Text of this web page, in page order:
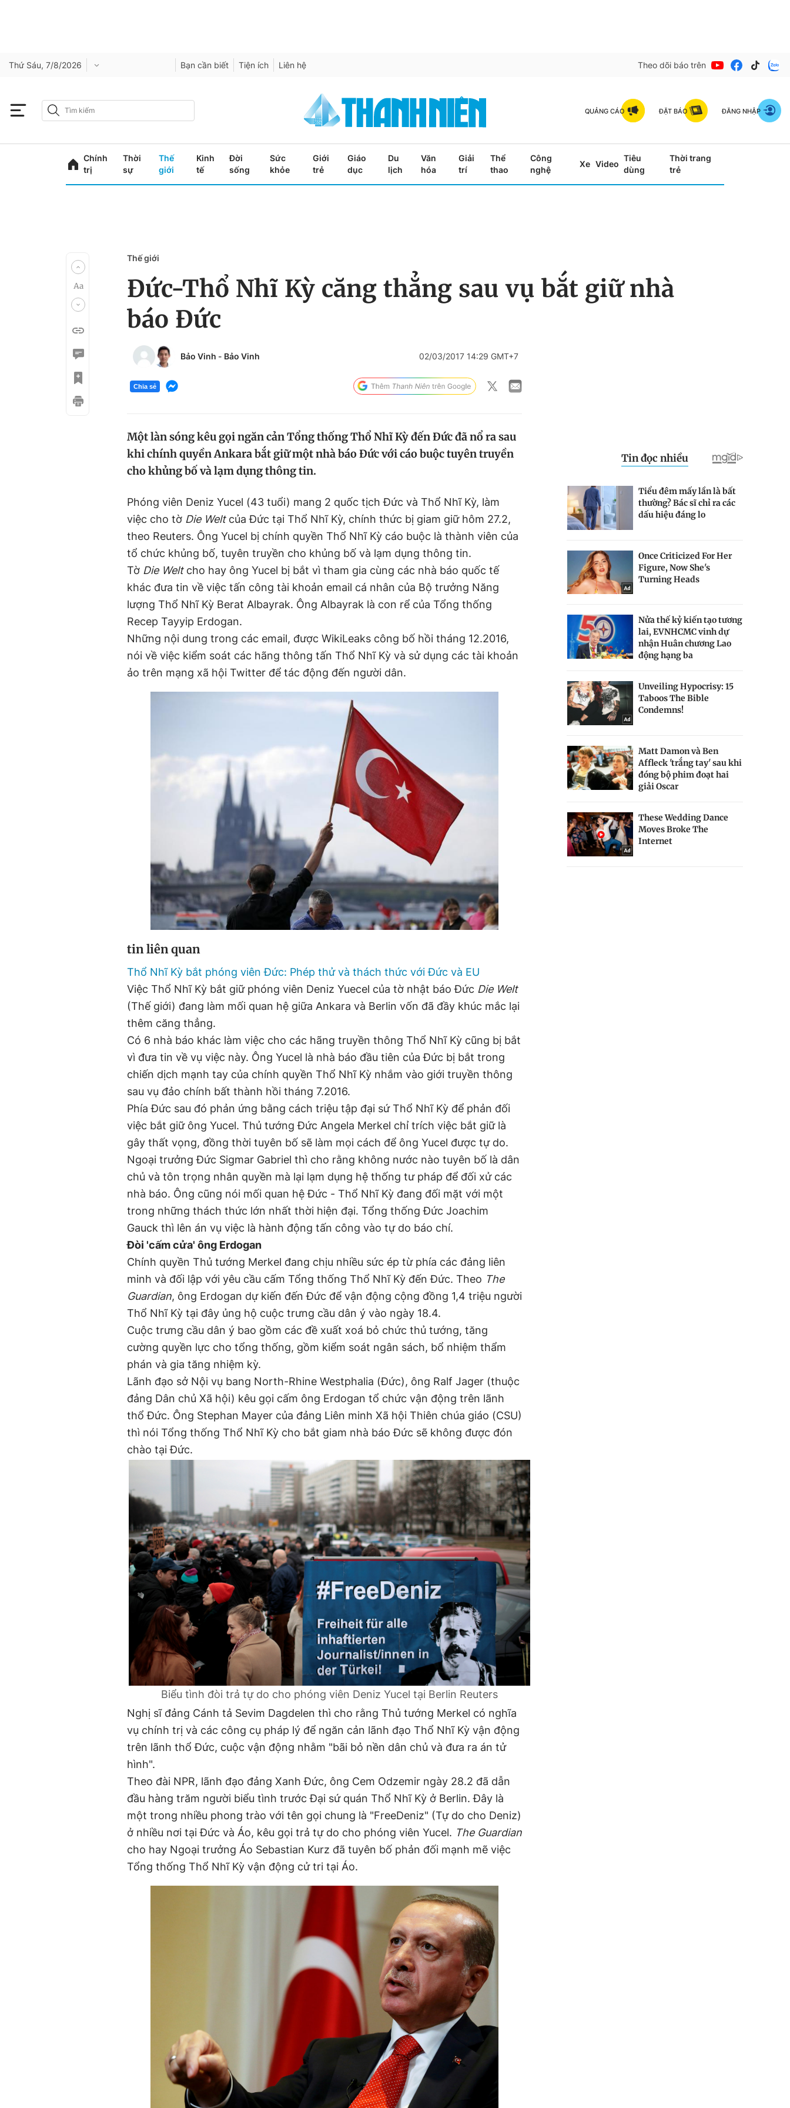
Thứ Sáu, 7/8/2026 Bạn cần biết Tiện ích Liên hệ Theo dõi báo trên
QUẢNG CÁO ĐẶT BÁO ĐĂNG NHẬP
Chính
trị
Thời
sự
Thế
giới
Kinh
tế
Đời
sống
Sức
khỏe
Giới
trẻ
Giáo
dục
Du
lịch
Văn
hóa
Giải
trí
Thể
thao
Công
nghệ
Xe Video
Tiêu
dùng
Thời trang
trẻ
Thế giới
Đức-Thổ Nhĩ Kỳ căng thẳng sau vụ bắt giữ nhà
báo Đức
Bảo Vinh - Bảo Vinh 02/03/2017 14:29 GMT+7
Chia sẻ
Một làn sóng kêu gọi ngăn cản Tổng thống Thổ Nhĩ Kỳ đến Đức đã nổ ra sau
khi chính quyền Ankara bắt giữ một nhà báo Đức với cáo buộc tuyên truyền
cho khủng bố và lạm dụng thông tin.
Phóng viên Deniz Yucel (43 tuổi) mang 2 quốc tịch Đức và Thổ Nhĩ Kỳ, làm
việc cho tờ Die Welt của Đức tại Thổ Nhĩ Kỳ, chính thức bị giam giữ hôm 27.2,
theo Reuters. Ông Yucel bị chính quyền Thổ Nhĩ Kỳ cáo buộc là thành viên của
tổ chức khủng bố, tuyên truyền cho khủng bố và lạm dụng thông tin.
Tờ Die Weltcho hay ông Yucel bị bắt vì tham gia cùng các nhà báo quốc tế
khác đưa tin về việc tấn công tài khoản email cá nhân của Bộ trưởng Năng
lượng Thổ Nhĩ Kỳ Berat Albayrak. Ông Albayrak là con rể của Tổng thống
Recep Tayyip Erdogan.
Những nội dung trong các email, được WikiLeaks công bố hồi tháng 12.2016,
nói về việc kiểm soát các hãng thông tấn Thổ Nhĩ Kỳ và sử dụng các tài khoản
ảo trên mạng xã hội Twitter để tác động đến người dân.
tin liên quan
Thổ Nhĩ Kỳ bắt phóng viên Đức: Phép thử và thách thức với Đức và EU
Việc Thổ Nhĩ Kỳ bắt giữ phóng viên Deniz Yuecel của tờ nhật báo Đức Die Welt
(Thế giới) đang làm mối quan hệ giữa Ankara và Berlin vốn đã đầy khúc mắc lại
thêm căng thẳng.
Có 6 nhà báo khác làm việc cho các hãng truyền thông Thổ Nhĩ Kỳ cũng bị bắt
vì đưa tin về vụ việc này. Ông Yucel là nhà báo đầu tiên của Đức bị bắt trong
chiến dịch mạnh tay của chính quyền Thổ Nhĩ Kỳ nhắm vào giới truyền thông
sau vụ đảo chính bất thành hồi tháng 7.2016.
Phía Đức sau đó phản ứng bằng cách triệu tập đại sứ Thổ Nhĩ Kỳ để phản đối
việc bắt giữ ông Yucel. Thủ tướng Đức Angela Merkel chỉ trích việc bắt giữ là
gây thất vọng, đồng thời tuyên bố sẽ làm mọi cách để ông Yucel được tự do.
Ngoại trưởng Đức Sigmar Gabriel thì cho rằng không nước nào tuyên bố là dân
chủ và tôn trọng nhân quyền mà lại lạm dụng hệ thống tư pháp để đối xử các
nhà báo. Ông cũng nói mối quan hệ Đức - Thổ Nhĩ Kỳ đang đối mặt với một
trong những thách thức lớn nhất thời hiện đại. Tổng thống Đức Joachim
Gauck thì lên án vụ việc là hành động tấn công vào tự do báo chí.
Đòi 'cấm cửa' ông Erdogan
Chính quyền Thủ tướng Merkel đang chịu nhiều sức ép từ phía các đảng liên
minh và đối lập với yêu cầu cấm Tổng thống Thổ Nhĩ Kỳ đến Đức. Theo The
Guardian, ông Erdogan dự kiến đến Đức để vận động cộng đồng 1,4 triệu người
Thổ Nhĩ Kỳ tại đây ủng hộ cuộc trưng cầu dân ý vào ngày 18.4.
Cuộc trưng cầu dân ý bao gồm các đề xuất xoá bỏ chức thủ tướng, tăng
cường quyền lực cho tổng thống, gồm kiểm soát ngân sách, bổ nhiệm thẩm
phán và gia tăng nhiệm kỳ.
Lãnh đạo sở Nội vụ bang North-Rhine Westphalia (Đức), ông Ralf Jager (thuộc
đảng Dân chủ Xã hội) kêu gọi cấm ông Erdogan tổ chức vận động trên lãnh
thổ Đức. Ông Stephan Mayer của đảng Liên minh Xã hội Thiên chúa giáo (CSU)
thì nói Tổng thống Thổ Nhĩ Kỳ cho bắt giam nhà báo Đức sẽ không được đón
chào tại Đức.
Biểu tình đòi trả tự do cho phóng viên Deniz Yucel tại Berlin Reuters
Nghị sĩ đảng Cánh tả Sevim Dagdelen thì cho rằng Thủ tướng Merkel có nghĩa
vụ chính trị và các công cụ pháp lý để ngăn cản lãnh đạo Thổ Nhĩ Kỳ vận động
trên lãnh thổ Đức, cuộc vận động nhằm "bãi bỏ nền dân chủ và đưa ra án tử
hình".
Theo đài NPR, lãnh đạo đảng Xanh Đức, ông Cem Odzemir ngày 28.2 đã dẫn
đầu hàng trăm người biểu tình trước Đại sứ quán Thổ Nhĩ Kỳ ở Berlin. Đây là
một trong nhiều phong trào với tên gọi chung là "FreeDeniz" (Tự do cho Deniz)
ở nhiều nơi tại Đức và Áo, kêu gọi trả tự do cho phóng viên Yucel. The Guardian
cho hay Ngoại trưởng Áo Sebastian Kurz đã tuyên bố phản đối mạnh mẽ việc
Tổng thống Thổ Nhĩ Kỳ vận động cử tri tại Áo.